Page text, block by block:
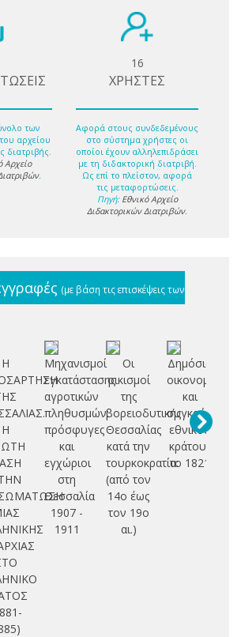
των
αρχείου
διατριβής.
Αρχείο
.
16
ΧΡΗΣΤΕΣ
Αφορά στους συνδεδεμένους
στο σύστημα χρήστες οι
οποίοι έχουν αλληλεπιδράσει
με τη διδακτορική διατριβή.
Ως επί το πλείστον, αφορά
τις μεταφορτώσεις.
Πηγή: Εθνικό Αρχείο
Διδακτορικών Διατριβών.
(με βάση τις επισκέψεις των
Η
Η
Μηχανισμοί
εγκατάστασης
αγροτικών
πληθυσμών:
πρόσφυγες
και
εγχώριοι
στη
Θεσσαλία
1907 -
1911
Οι
οικισμοί
της
βορειοδυτικής
Θεσσαλίας
κατά την
τουρκοκρατία:
(από τον
14ο έως
τον 19ο
αι.)
Δημόσια
οικονομικά
και
συγκρότηση
εθνικού
κράτους
το 1821